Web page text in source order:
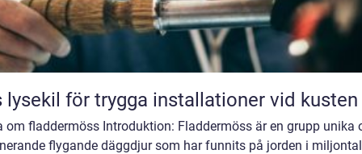
lysekil för trygga installationer vid kusten
om fladdermöss Introduktion: Fladdermöss är en grupp unika
flygande däggdjur som har funnits på jorden i